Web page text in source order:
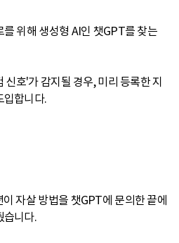
위해 생성형 AI인 챗GPT를 찾는
호'가 감지될 경우, 미리 등록한 지
입합니다.
자살 방법을 챗GPT에 문의한 끝에
습니다.